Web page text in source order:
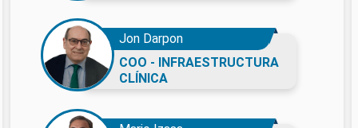
Jon Darpon
COO - INFRAESTRUCTURA
CLÍNICA